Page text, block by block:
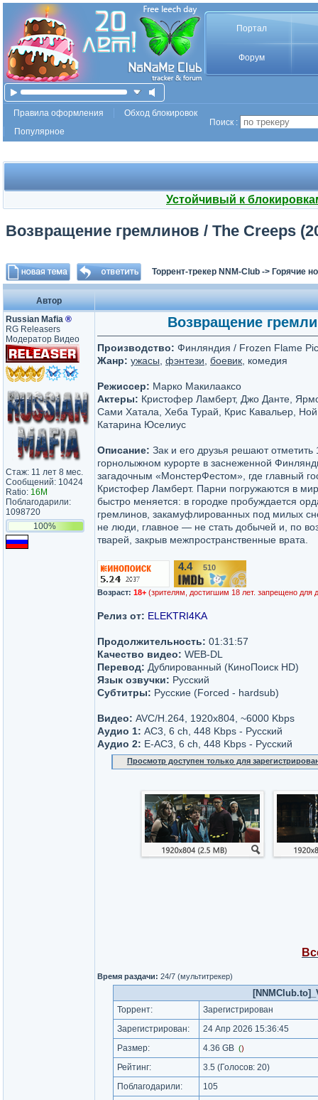
Портал
Форум
Правила оформления
Обход блокировок
Популярное
Поиск :
Устойчивый к
Возвращение гремлинов / The Creeps
Торрент-трекер NNM-Club -> Горячие
Автор
Russian Mafia ®
RG Releasers
Модератор Видео
Стаж: 11 лет 8 мес.
Сообщений: 10424
Ratio: 16M
Поблагодарили:
1098720
100%
Возвращение
Производство: Финляндия / Frozen Flame
Жанр: ужасы фэнтези боевик , комедия
Режиссер: Марко Макилааксо
Актеры: Кристофер Ламберт, Джо Данте,
Сами Хатала, Хеба Турай, Крис Кавальер,
Катарина Юселиус
Описание: Зак и его друзья решают
горнолыжном курорте в заснеженной
загадочным «МонстерФестом», где главный
Кристофер Ламберт. Парни погружаются в
быстро меняется: в городке пробуждается
гремлинов, закамуфлированных под милых
не люди, главное — не стать добычей и, по
тварей, закрыв межпространственные врата.
4.4/10 510
Возраст: 18+ (зрителям, достигшим 18 лет. запрещено для
Релиз от: ELEKTRI4KA
Продолжительность: 01:31:57
Качество видео: WEB-DL
Перевод: Дублированный (КиноПоиск HD)
Язык озвучки: Русский
Субтитры: Русские (Forced - hardsub)
Видео: AVC/H.264, 1920x804, ~6000 Kbps
Аудио 1: AC3, 6 ch, 448 Kbps - Русский
Аудио 2: Е-AC3, 6 ch, 448 Kbps - Русский
Просмотр доступен только для
Время раздачи: 24/7 (мультитрекер)
Торрент:
Зарегистрирован
Зарегистрирован:
24 Апр 2026 15:36:45
Размер:
4.36 GB ()
Рейтинг: 3.5 (Голосов: 20)
Поблагодарили:
105